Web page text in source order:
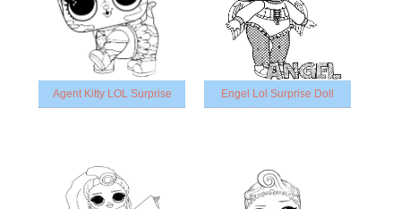
Agent Kitty LOL Surprise Engel Lol Surprise Doll